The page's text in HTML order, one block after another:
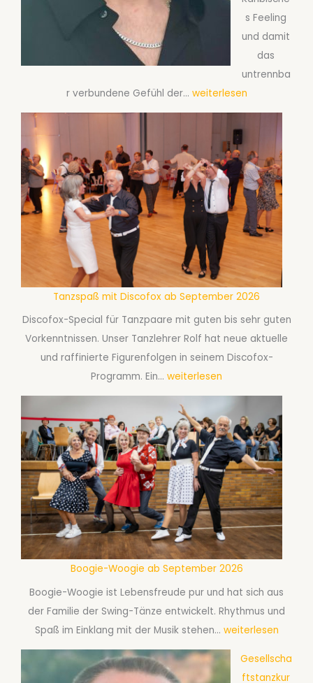
g
t
e
S
n
g
e
-
T
n
z
a
S
p
t
e
m
b
e
r
2
0
2
6
s Feeling
und damit
das
untrennba
r verbundene Gefühl der… S
a
a
-
K
s
a
b
S
e
p
t
e
m
b
e
r
2
0
2
6
weiterlesen
Tanzspaß mit Discofox ab September 2026
Discofox-Special für Tanzpaare mit guten bis sehr guten
Vorkenntnissen. Unser Tanzlehrer Rolf hat neue aktuelle
und raffinierte Figurenfolgen in seinem Discofox-
Programm. Ein… T
a
z
s
p
a
ß
m
i
t
o
f
weiterlesen
Boogie-Woogie ab September 2026
Boogie-Woogie ist Lebensfreude pur und hat sich aus
der Familie der Swing-Tänze entwickelt. Rhythmus und
Spaß im Einklang mit der Musik stehen… B
o
o
weiterlesen
Gesellscha
ftstanzkur